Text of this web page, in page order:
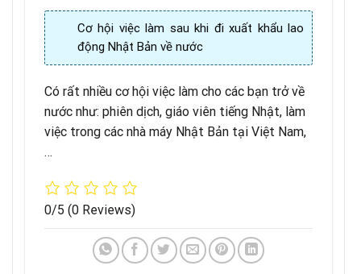
Cơ hội việc làm sau khi đi xuất khẩu lao
động Nhật Bản về nước
Có rất nhiều cơ hội việc làm cho các bạn trở về
nước như: phiên dịch, giáo viên tiếng Nhật, làm
việc trong các nhà máy Nhật Bản tại Việt Nam,
…
0/5 (0 Reviews)